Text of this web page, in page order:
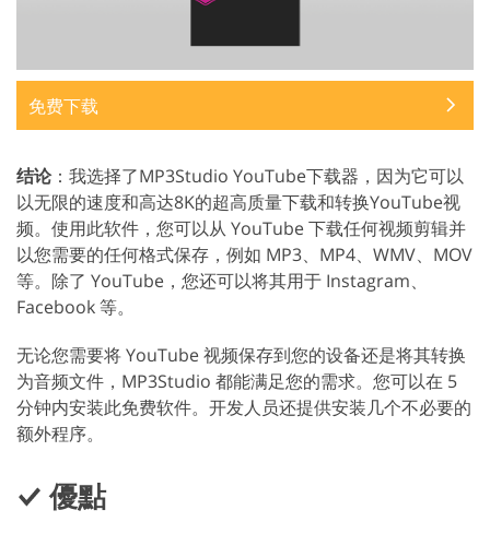
免费下载
结论：我选择了MP3Studio YouTube下载器，因为它可以
以无限的速度和高达8K的超高质量下载和转换YouTube视
频。使用此软件，您可以从 YouTube 下载任何视频剪辑并
以您需要的任何格式保存，例如 MP3、MP4、WMV、MOV
等。除了 YouTube，您还可以将其用于 Instagram、
Facebook 等。
无论您需要将 YouTube 视频保存到您的设备还是将其转换
为音频文件，MP3Studio 都能满足您的需求。您可以在 5
分钟内安装此免费软件。开发人员还提供安装几个不必要的
额外程序。
優點